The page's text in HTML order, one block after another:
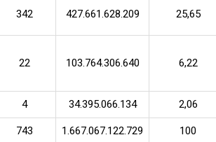
342 427.661.628.209 25,65
22 103.764.306.640 6,22
4 34.395.066.134 2,06
743 1.667.067.122.729 100